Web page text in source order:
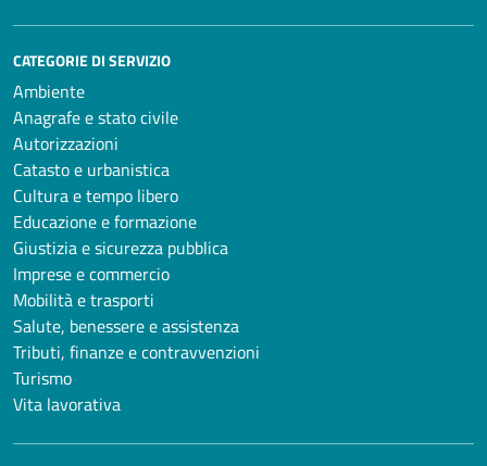
CATEGORIE DI SERVIZIO
Ambiente
Anagrafe e stato civile
Autorizzazioni
Catasto e urbanistica
Cultura e tempo libero
Educazione e formazione
Giustizia e sicurezza pubblica
Imprese e commercio
Mobilità e trasporti
Salute, benessere e assistenza
Tributi, finanze e contravvenzioni
Turismo
Vita lavorativa